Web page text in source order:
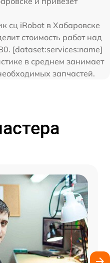
сц iRobot в Хабаровске
стоимость работ над
[dataset:services:name]
в среднем занимает
запчастей.